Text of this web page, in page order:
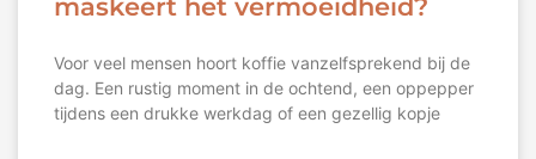
maskeert het vermoeidheid?
Voor veel mensen hoort koffie vanzelfsprekend bij de
dag. Een rustig moment in de ochtend, een oppepper
tijdens een drukke werkdag of een gezellig kopje